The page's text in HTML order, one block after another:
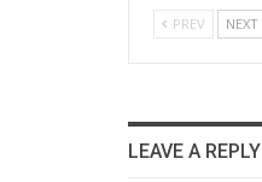
PREV NEXT
LEAVE A REPLY